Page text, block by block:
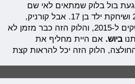
בול בלוק שמתאים לאי שם
ב-2007, כשהייתי בן 23 ושיחקת ילד בן 17. אבל קורניק,
תתעורר אנחנו כבר נושקים ל-2015, והלוק הזה כבר מזמן לא
ביוש. אם היית מחליף את
הלוק הזה יכל להראות קצת